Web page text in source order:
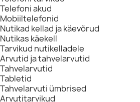
Telefoni akud
Mobiiltelefonid
Nutikad kellad ja käevõrud
Nutikas käekell
Tarvikud nutikelladele
Arvutid ja tahvelarvutid
Tahvelarvutid
Tabletid
Tahvelarvuti ümbrised
Arvutitarvikud